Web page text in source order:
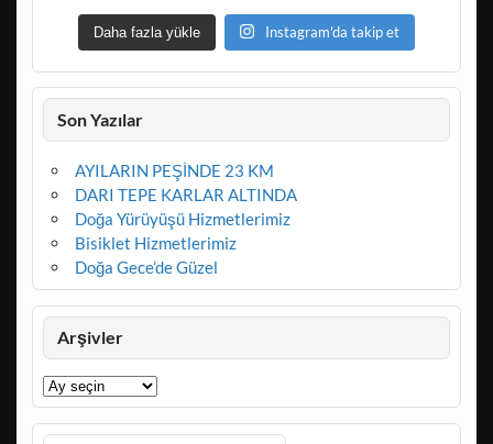
Daha fazla yükle Instagram'da takip et
Son Yazılar
AYILARIN PEŞİNDE 23 KM
DARI TEPE KARLAR ALTINDA
Doğa Yürüyüşü Hizmetlerimiz
Bisiklet Hizmetlerimiz
Doğa Gece’de Güzel
Arşivler
Arşivler